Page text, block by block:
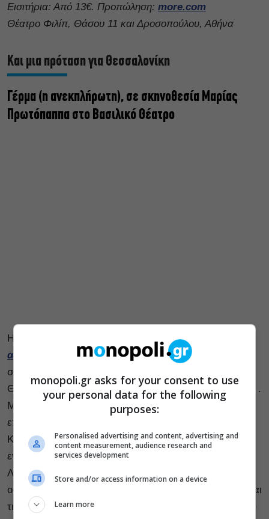
Εισιτήρια: Από 13€. Προπώληση: more.com
Θέατρο Φιλίπ, Θάσου 11 και Δροσοπούλου, Αθήνα
Και μια πρόταση για Θεσσαλονίκη
Γέρμα (η ανεκπλήρωτη), σε σκηνοθεσία Μαρίας
Πρωτόπαππα στο Βασιλικό Θέατρο
Η παράσταση
ανεκπλήρωτη)» τουΦεδερίκο Γκαρθία Λόρκα
σκηνοθεσία
Θεσσαλονίκη, στο Βασιλικό Θέατρο, 8-10 Μαΐου 2026. .
Με την παράσταση αυτή η Μαρία Πρωτόπαππα
επέστρεψε στο ιστορικό Υπόγειο του Θεάτρου Τέχνης
Καρόλου Κουν, για να σκηνοθετήσει και να
ενσαρκώσει τη θρυλική “Γέρμα” του Φεδερίκο Γκαρθία
Λόρκα. Μαζί της επί σκηνής ένας σπουδαίος θίασος:
ο
Γιάννος Περλέγκας
με τον οποίο συνυπογράφουν και
τη δραματουργική επεξεργασία, ο
που
monopoli.gr asks for your consent to use
your personal data for the following
purposes:
Personalised advertising and content, advertising and
content measurement, audience research and
services development
Store and/or access information on a device
Learn more